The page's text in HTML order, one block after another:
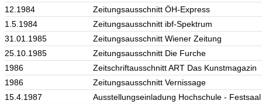
12.1984
Zeitungsausschnitt ÖH-Express
1.5.1984
Zeitungsausschnitt ibf-Spektrum
31.01.1985
Zeitungsausschnitt Wiener Zeitung
25.10.1985
Zeitungsausschnitt Die Furche
1986
Zeitschriftausschnitt ART Das Kunstmagazin
1986
Zeitungsausschnitt Vernissage
15.4.1987
Ausstellungseinladung Hochschule -